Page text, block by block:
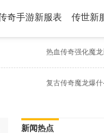
奇手游新服表 传世新
热血传奇强化魔
复古传奇魔龙爆
新闻热点